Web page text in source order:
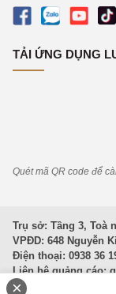
TẢI ỨNG DỤNG
Quét mã QR code để
Trụ sở: Tầng 3, Toà
VPĐD: 648 Nguyễn
Điện thoại: 0938 36
Liên hệ quảng cáo;
Văn Bản Pháp Luật
×